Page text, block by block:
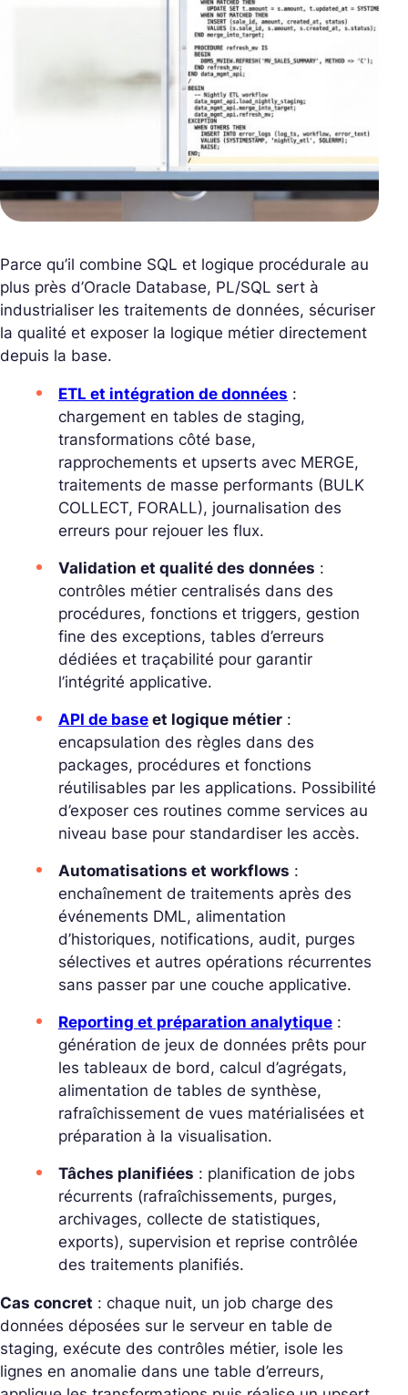
Parce qu’il combine SQL et logique procédurale au
plus près d’Oracle Database, PL/SQL sert à
industrialiser les traitements de données, sécuriser
la qualité et exposer la logique métier directement
depuis la base.
ETL et intégration de données :
chargement en tables de staging,
transformations côté base,
rapprochements et upserts avec MERGE,
traitements de masse performants (BULK
COLLECT, FORALL), journalisation des
erreurs pour rejouer les flux.
Validation et qualité des données :
contrôles métier centralisés dans des
procédures, fonctions et triggers, gestion
fine des exceptions, tables d’erreurs
dédiées et traçabilité pour garantir
l’intégrité applicative.
API de base et logique métier :
encapsulation des règles dans des
packages, procédures et fonctions
réutilisables par les applications. Possibilité
d’exposer ces routines comme services au
niveau base pour standardiser les accès.
Automatisations et workflows :
enchaînement de traitements après des
événements DML, alimentation
d’historiques, notifications, audit, purges
sélectives et autres opérations récurrentes
sans passer par une couche applicative.
Reporting et préparation analytique :
génération de jeux de données prêts pour
les tableaux de bord, calcul d’agrégats,
alimentation de tables de synthèse,
rafraîchissement de vues matérialisées et
préparation à la visualisation.
Tâches planifiées : planification de jobs
récurrents (rafraîchissements, purges,
archivages, collecte de statistiques,
exports), supervision et reprise contrôlée
des traitements planifiés.
Cas concret : chaque nuit, un job charge des
données déposées sur le serveur en table de
staging, exécute des contrôles métier, isole les
lignes en anomalie dans une table d’erreurs,